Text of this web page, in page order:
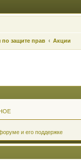
по защите прав Акции
и его поддержке